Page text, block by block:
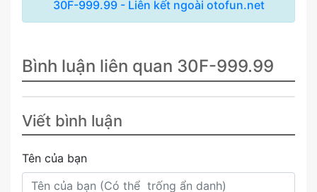
30F-999.99 - Liên kết ngoài otofun.net
Bình luận liên quan 30F-999.99
Viết bình luận
Tên của bạn